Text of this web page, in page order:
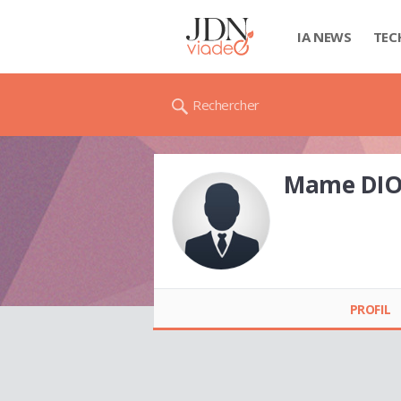
IA NEWS
Rechercher
Mame
PROFIL